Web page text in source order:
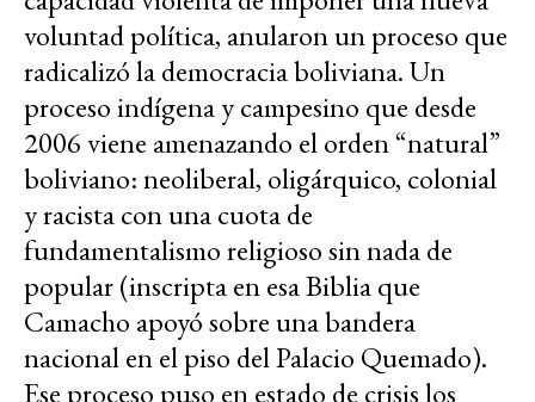
voluntad política, anularon un proceso que
radicalizó la democracia boliviana. Un
proceso indígena y campesino que desde
2006 viene amenazando el orden “natural”
boliviano: neoliberal, oligárquico, colonial
y racista con una cuota de
fundamentalismo religioso sin nada de
popular (inscripta en esa Biblia que
Camacho apoyó sobre una bandera
nacional en el piso del Palacio Quemado).
Ese proceso puso en estado de crisis los